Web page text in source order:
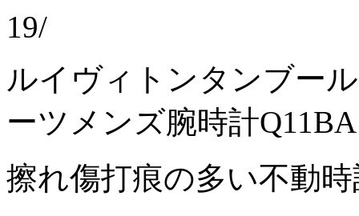
19/
ルイヴィトンタンブー
ーツメンズ腕時計Q11BA
擦れ傷打痕の多い不動